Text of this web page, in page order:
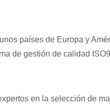
países de Europa y
de gestión de calidad
en la selección de